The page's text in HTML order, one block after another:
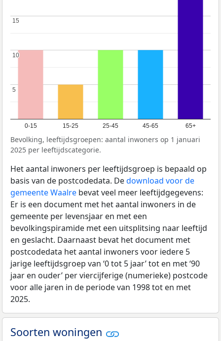
0-15 15-25 25-45 45-65 65+
5
5
10
10
15
15
Bevolking, leeftijdsgroepen: aantal inwoners op 1 januari
2025 per leeftijdscategorie.
Het aantal inwoners per leeftijdsgroep is bepaald op
basis van de postcodedata. Dedownload voor de
gemeente Waalre bevat veel meer leeftijdgegevens:
Er is een document met het aantal inwoners in de
gemeente per levensjaar en met een
bevolkingspiramide met een uitsplitsing naar leeftijd
en geslacht. Daarnaast bevat het document met
postcodedata het aantal inwoners voor iedere 5
jarige leeftijdsgroep van ‘0 tot 5 jaar’ tot en met ‘90
jaar en ouder’ per viercijferige (numerieke) postcode
voor alle jaren in de periode van 1998 tot en met
2025.
Soorten woningen